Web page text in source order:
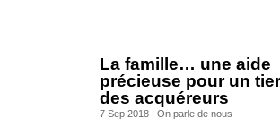
La famille… une aide
précieuse pour un
des acquéreurs
7 Sep 2018| On parle de nous